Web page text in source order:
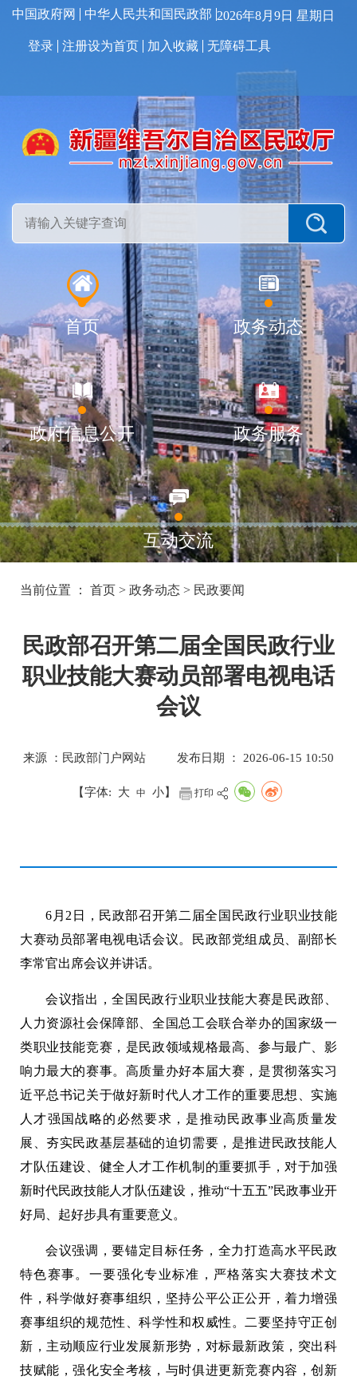
中国政府网 中华人民共和国民政部 2026年8月9日 星期日
登录 注册设为首页 加入收藏 无障碍工具
首页 政务动态
政府信息公开 政务服务
互动交流
当前位置 ： 首页 > 政务动态 > 民政要闻
民政部召开第二届全国民政行业
职业技能大赛动员部署电视电话
会议
来源 ：民政部门户网站 发布日期 ： 2026-06-15 10:50
【字体: 大 中 小】 打印
6月2日，民政部召开第二届全国民政行业职业技能
大赛动员部署电视电话会议。民政部党组成员、副部长
李常官出席会议并讲话。
会议指出，全国民政行业职业技能大赛是民政部、
人力资源社会保障部、全国总工会联合举办的国家级一
类职业技能竞赛，是民政领域规格最高、参与最广、影
响力最大的赛事。高质量办好本届大赛，是贯彻落实习
近平总书记关于做好新时代人才工作的重要思想、实施
人才强国战略的必然要求，是推动民政事业高质量发
展、夯实民政基层基础的迫切需要，是推进民政技能人
才队伍建设、健全人才工作机制的重要抓手，对于加强
新时代民政技能人才队伍建设，推动“十五五”民政事业开
好局、起好步具有重要意义。
会议强调，要锚定目标任务，全力打造高水平民政
特色赛事。一要强化专业标准，严格落实大赛技术文
件，科学做好赛事组织，坚持公平公正公开，着力增强
赛事组织的规范性、科学性和权威性。二要坚持守正创
新，主动顺应行业发展新形势，对标最新政策，突出科
技赋能，强化安全考核，与时俱进更新竞赛内容，创新